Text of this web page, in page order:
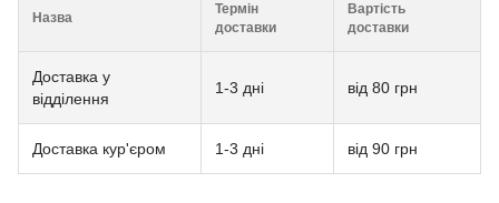
Назва
Термін
доставки
Вартість
доставки
Доставка у
відділення
1-3 дні від 80 грн
Доставка кур'єром 1-3 дні від 90 грн